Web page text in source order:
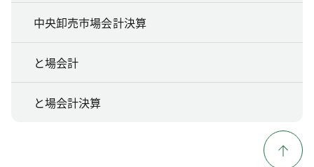
中央卸売市場会計決算
と場会計
と場会計決算